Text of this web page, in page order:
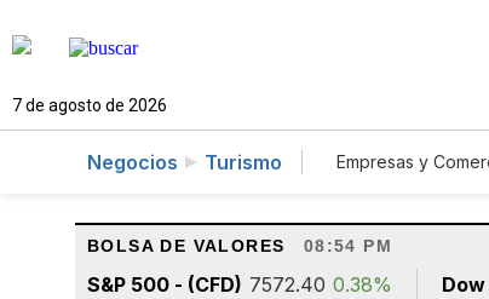
7 de agosto de 2026
Negocios Turismo Empresas y
BOLSA DE VALORES 08:54 PM
S&P 500 - (CFD) 7572.40 0.38%